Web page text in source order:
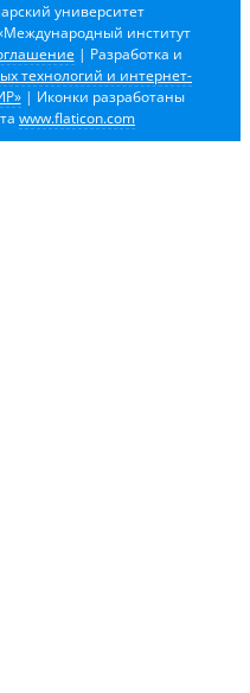
университет
институт
| Разработка и
технологий и интернет-
| Иконки разработаны
www.flaticon.com